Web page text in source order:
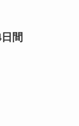
間